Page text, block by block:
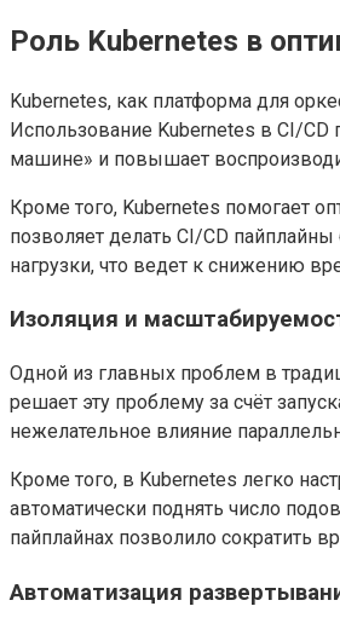
Роль Kubernetes в
Kubernetes, как платформа для
Использование Kubernetes в CI/CD
машине» и повышает
Кроме того, Kubernetes помогает
позволяет делать CI/CD
нагрузки, что ведет к снижению
Изоляция и
Одной из главных проблем в
решает эту проблему за счёт
нежелательное влияние
Кроме того, в Kubernetes легко
автоматически поднять число
пайплайнах позволило сократить
Автоматизация